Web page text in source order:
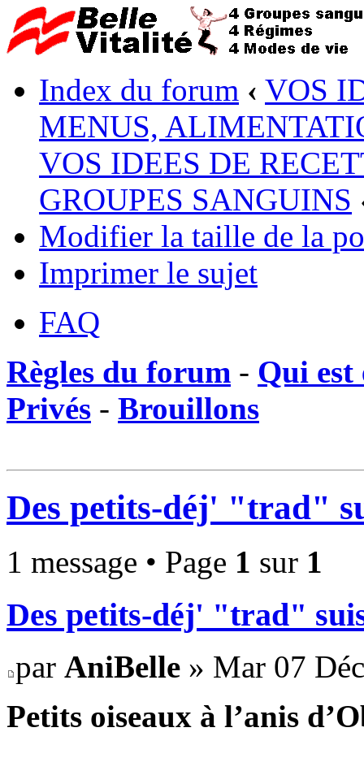
Index du forum ‹ VOS
MENUS,
VOS IDEES DE
GROUPES SANGUINS
Modifier la taille de la
Imprimer le sujet
FAQ
Règles du forum - Qui est
Privés - Brouillons
Des petits-déj' "trad"
1 message • Page 1 sur 1
Des petits-déj' "trad"
par AniBelle » Mar 07
Petits oiseaux à l’anis